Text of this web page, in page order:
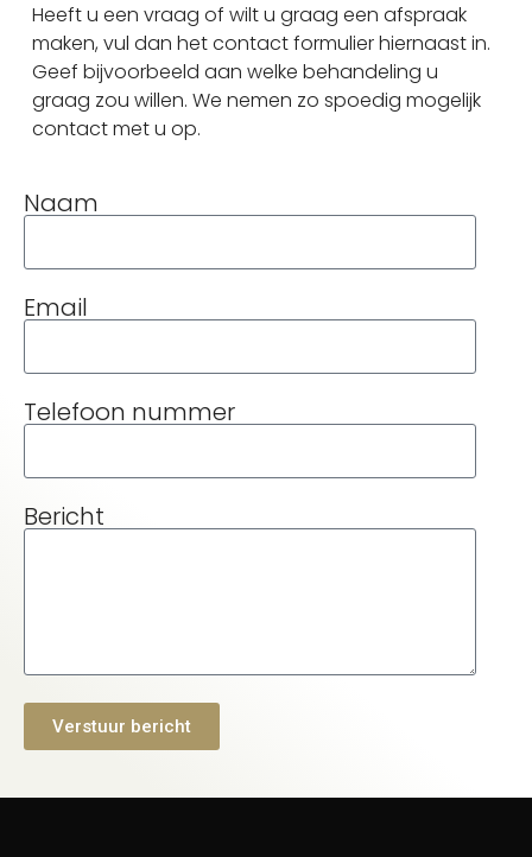
Heeft u een vraag of wilt u graag een afspraak
maken, vul dan het contact formulier hiernaast in.
Geef bijvoorbeeld aan welke behandeling u
graag zou willen. We nemen zo spoedig mogelijk
contact met u op.
Naam
Email
Telefoon nummer
Bericht
Verstuur bericht